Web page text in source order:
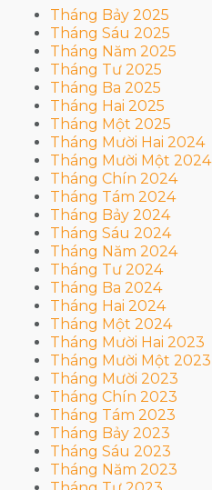
Tháng Bảy 2025
Tháng Sáu 2025
Tháng Năm 2025
Tháng Tư 2025
Tháng Ba 2025
Tháng Hai 2025
Tháng Một 2025
Tháng Mười Hai 2024
Tháng Mười Một 2024
Tháng Chín 2024
Tháng Tám 2024
Tháng Bảy 2024
Tháng Sáu 2024
Tháng Năm 2024
Tháng Tư 2024
Tháng Ba 2024
Tháng Hai 2024
Tháng Một 2024
Tháng Mười Hai 2023
Tháng Mười Một 2023
Tháng Mười 2023
Tháng Chín 2023
Tháng Tám 2023
Tháng Bảy 2023
Tháng Sáu 2023
Tháng Năm 2023